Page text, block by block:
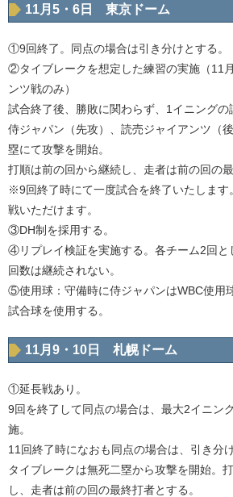
11月5・6日 東京ドーム
①9回終了。同点の場合は引き分けとする。
②タイブレークを想定した練習の実施（11
ンツ戦のみ）
試合終了後、勝敗に関わらず、1イニングの
侍ジャパン（先攻）、読売ジャイアンツ（
塁にて攻撃を開始。
打順は前の回から継続し、走者は前の回の最
※9回終了時にて一度試合を終了いたします
戦いただけます。
③DH制を採用する。
④リプレイ検証を実施する。各チーム2回と
回数は継続されない。
⑤使用球：守備時に侍ジャパンはWBC使用
試合球を使用する。
11月9・10日 札幌ドーム
①延長戦あり。
9回を終了して同点の場合は、最大2イニン
施。
11回終了時になおも同点の場合は、引き分け
タイブレークは無死二塁から攻撃を開始。
し、走者は前の回の最終打者とする。